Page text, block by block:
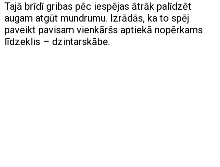
Tajā brīdī gribas pēc iespējas ātrāk palīdzēt
augam atgūt mundrumu. Izrādās, ka to spēj
paveikt pavisam vienkāršs aptiekā nopērkams
līdzeklis – dzintarskābe.